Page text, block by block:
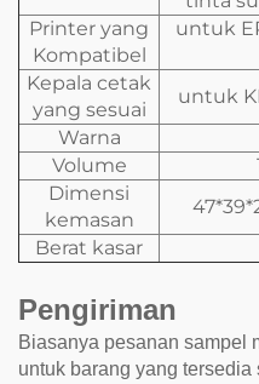
Printer yang
Kompatibel
untuk
Kepala cetak
yang sesuai
untuk
Warna
Volume
Dimensi
kemasan
Berat kasar
Pengiriman
Biasanya pesanan sampel
untuk barang yang